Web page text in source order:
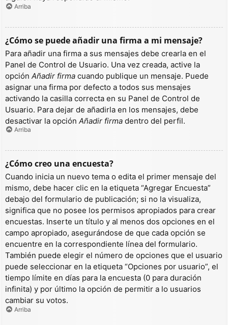
Arriba
¿Cómo se puede añadir una firma a mi mensaje?
Para añadir una firma a sus mensajes debe crearla en el
Panel de Control de Usuario. Una vez creada, active la
opción Añadir firma cuando publique un mensaje. Puede
asignar una firma por defecto a todos sus mensajes
activando la casilla correcta en su Panel de Control de
Usuario. Para dejar de añadirla en los mensajes, debe
desactivar la opción Añadir firma dentro del perfil.
Arriba
¿Cómo creo una encuesta?
Cuando inicia un nuevo tema o edita el primer mensaje del
mismo, debe hacer clic en la etiqueta “Agregar Encuesta”
debajo del formulario de publicación; si no la visualiza,
significa que no posee los permisos apropiados para crear
encuestas. Inserte un título y al menos dos opciones en el
campo apropiado, asegurándose de que cada opción se
encuentre en la correspondiente línea del formulario.
También puede elegir el número de opciones que el usuario
puede seleccionar en la etiqueta “Opciones por usuario”, el
tiempo límite en días para la encuesta (0 para duración
infinita) y por último la opción de permitir a lo usuarios
cambiar su votos.
Arriba